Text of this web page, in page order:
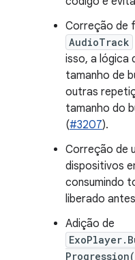
Correção de
AudioTrack
isso, a lógica
tamanho de
outras
tamanho do
(#3207).
Correção de
dispositivos
consumindo
liberado
Adição de